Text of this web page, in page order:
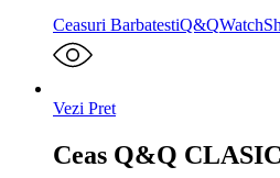
Ceasuri BarbatestiQ&Q
Vezi Pret
Ceas Q&Q